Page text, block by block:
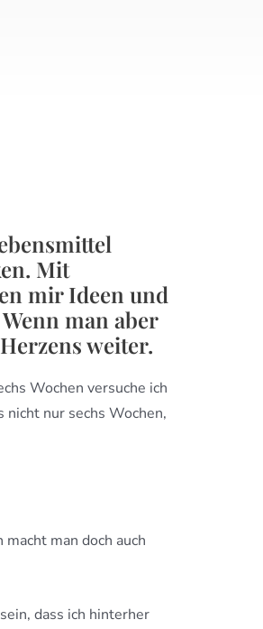
Mit
mir Ideen und
man aber
weiter.
Wochen versuche ich
nur sechs Wochen,
man doch auch
dass ich hinterher